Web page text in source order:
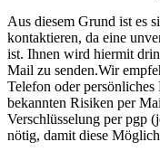
Aus diesem Grund ist es
kontaktieren, da eine
ist. Ihnen wird hiermit
Mail zu senden.Wir
Telefon oder
bekannten Risiken per
Verschlüsselung per pgp
nötig, damit diese